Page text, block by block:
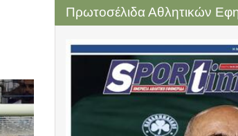
Πρωτοσέλιδα Αθλητικών